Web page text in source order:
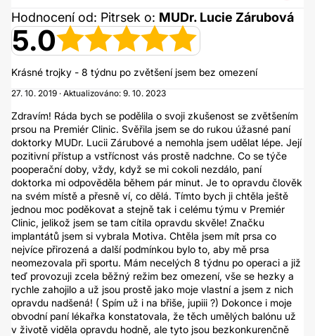
Hodnocení od: Pitrsek o: MUDr. Lucie Zárubová
5.0
Krásné trojky - 8 týdnu po zvětšení jsem bez omezení
27. 10. 2019 · Aktualizováno: 9. 10. 2023
Zdravím! Ráda bych se podělila o svoji zkušenost se zvětšením
prsou na Premiér Clinic. Svěřila jsem se do rukou úžasné paní
doktorky MUDr. Lucii Zárubové a nemohla jsem udělat lépe. Její
pozitivní přístup a vstřícnost vás prostě nadchne. Co se týče
pooperační doby, vždy, když se mi cokoli nezdálo, paní
doktorka mi odpověděla během pár minut. Je to opravdu člověk
na svém místě a přesně ví, co dělá. Tímto bych ji chtěla ještě
jednou moc poděkovat a stejně tak i celému týmu v Premiér
Clinic, jelikož jsem se tam cítila opravdu skvěle! Značku
implantátů jsem si vybrala Motiva. Chtěla jsem mít prsa co
nejvíce přirozená a další podmínkou bylo to, aby mě prsa
neomezovala při sportu. Mám necelých 8 týdnu po operaci a již
teď provozuji zcela běžný režim bez omezení, vše se hezky a
rychle zahojilo a už jsou prostě jako moje vlastní a jsem z nich
opravdu nadšená! ( Spím už i na břiše, jupiii ?) Dokonce i moje
obvodní paní lékařka konstatovala, že těch umělých balónu už
v životě viděla opravdu hodně, ale tyto jsou bezkonkurenčně